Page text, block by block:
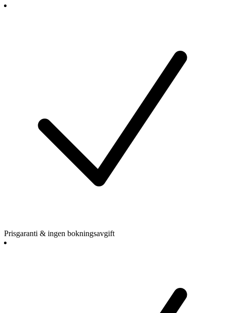
Prisgaranti & ingen bokningsavgift